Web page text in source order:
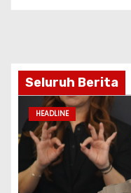
Seluruh Berita
HEADLINE